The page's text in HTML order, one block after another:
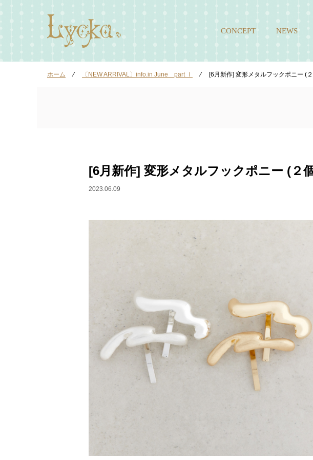
CONCEPT NEWS
ホーム ⁄ 〔NEW ARRIVAL〕info.in June part Ⅰ ⁄ [6月新作] 変形メタルフックポニー (
[6月新作] 変形メタルフックポニー (２
2023.06.09